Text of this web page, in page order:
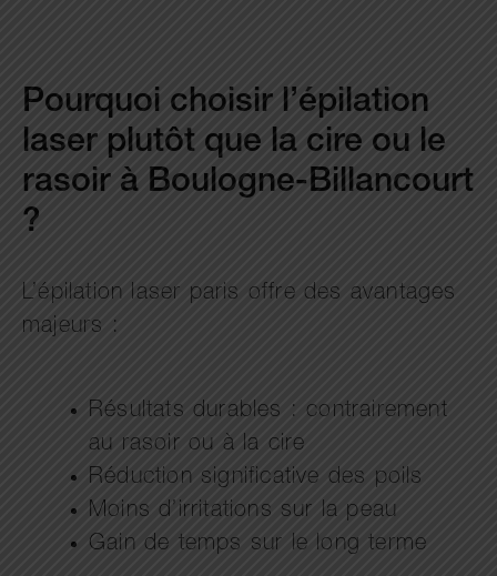
Pourquoi choisir l’épilation
laser plutôt que la cire ou le
rasoir à Boulogne-Billancourt
?
L’épilation laser paris offre des avantages
majeurs :
Résultats durables : contrairement
au rasoir ou à la cire
Réduction significative des poils
Moins d’irritations sur la peau
Gain de temps sur le long terme